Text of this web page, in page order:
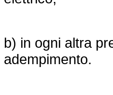
b) in ogni altra
adempimento.